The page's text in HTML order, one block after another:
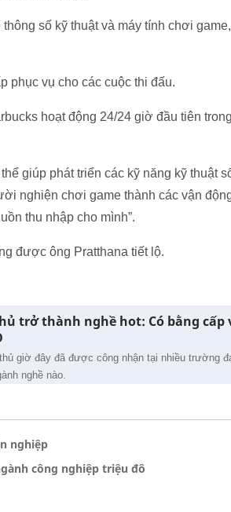
số kỹ thuật và máy tính chơi game,
phục vụ cho các cuộc thi đấu.
hoạt động 24/24 giờ đầu tiên
giúp phát triển các kỹ năng kỹ thuật
nghiện chơi game thành các vận
thu nhập cho mình”.
được ông Pratthana tiết lộ.
trở thành nghề hot: Có bằng cấp
giờ đây đã được công nhận tại nhiều trường
nghề nào.
nghiệp
công nghiệp triệu đô